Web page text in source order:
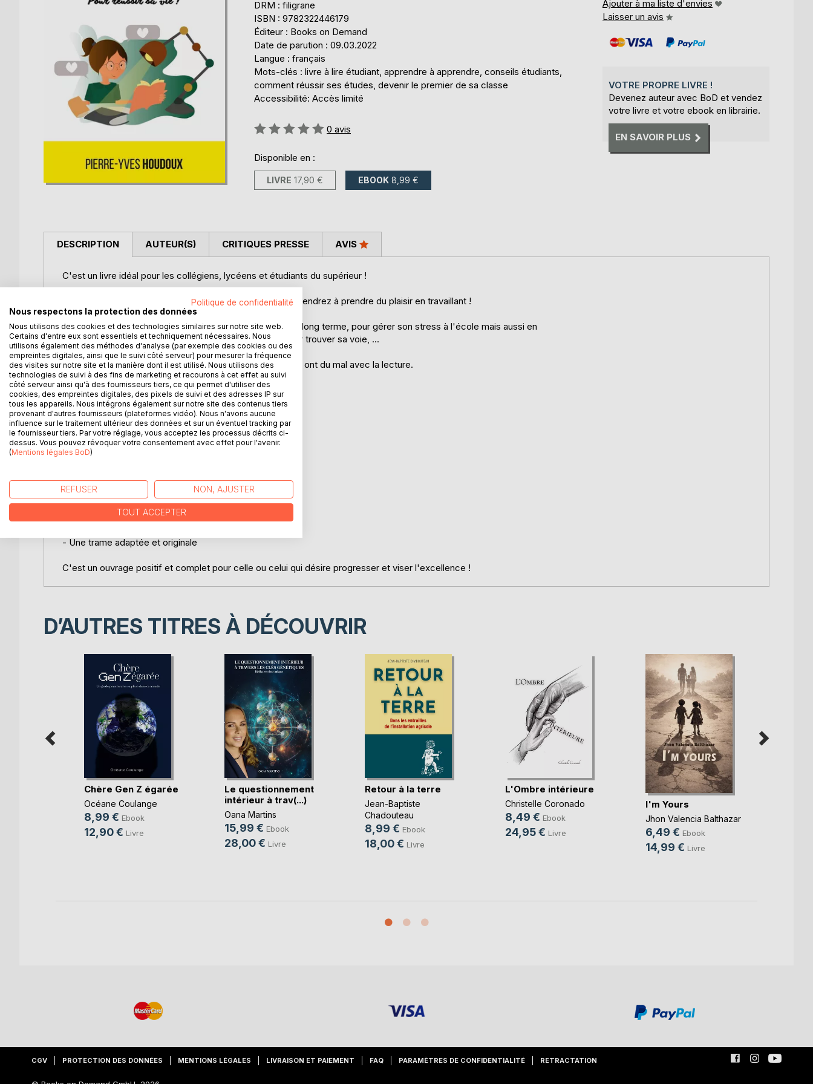
DRM : filigrane
ISBN : 9782322446179
Éditeur : Books on Demand
Date de parution : 09.03.2022
Langue : français
Mots-clés : livre à lire étudiant, apprendre à apprendre, conseils étudiants,
comment réussir ses études, devenir le premier de sa classe
Accessibilité: Accès limité
Évaluation:
0 avis
Disponible en :
LIVRE 17,90 € EBOOK 8,99 €
Ajouter à ma liste d'envies
Laisser un avis
VOTRE PROPRE LIVRE !
Devenez auteur avec BoD et vendez
votre livre et votre ebook en librairie.
EN SAVOIR PLUS
DESCRIPTION
C'est un livre idéal pour les collégiens, lycéens et étudiants du supérieur !
Avec lui, dites STOP aux révisions ennuyantes ! Vous apprendrez à prendre du plaisir en travaillant !
Il regorge de méthodes pour apprendre plus vite et sur le long terme, pour gérer son stress à l'école mais aussi en
dehors, pour prendre de bonnes habitudes de travail, pour trouver sa voie, ...
En plus, il est facile et agréable, parfait pour tous ceux qui ont du mal avec la lecture.
Temps de lecture : 1-2 heures.
Ses points forts :
- Facile et agréable à lire
- De multiples conseils, méthodes et techniques
- Des témoignages de l'auteur
- Une trame adaptée et originale
C'est un ouvrage positif et complet pour celle ou celui qui désire progresser et viser l'excellence !
AUTEUR(S) CRITIQUES PRESSE AVIS
D’AUTRES TITRES À DÉCOUVRIR
Chère Gen Z égarée
Océane Coulange
8,99 € Ebook
12,90 € Livre
Le questionnement
intérieur à trav(...)
Oana Martins
15,99 € Ebook
28,00 € Livre
Retour à la terre
Jean-Baptiste
Chadouteau
8,99 € Ebook
18,00 € Livre
L'Ombre intérieure
Christelle Coronado
8,49 € Ebook
24,95 € Livre
I'm Yours
Jhon Valencia Balthazar
6,49 € Ebook
14,99 € Livre
CGV PROTECTION DES DONNÉES MENTIONS LÉGALES LIVRAISON ET PAIEMENT FAQ PARAMÈTRES DE CONFIDENTIALITÉ RETRACTATION
Politique de confidentialité
Nous respectons la protection des données
Nous utilisons des cookies et des technologies similaires sur notre site web.
Certains d'entre eux sont essentiels et techniquement nécessaires. Nous
utilisons également des méthodes d'analyse (par exemple des cookies ou des
empreintes digitales, ainsi que le suivi côté serveur) pour mesurer la fréquence
des visites sur notre site et la manière dont il est utilisé. Nous utilisons des
technologies de suivi à des fins de marketing et recourons à cet effet au suivi
côté serveur ainsi qu'à des fournisseurs tiers, ce qui permet d'utiliser des
cookies, des empreintes digitales, des pixels de suivi et des adresses IP sur
tous les appareils. Nous intégrons également sur notre site des contenus tiers
provenant d'autres fournisseurs (plateformes vidéo). Nous n'avons aucune
influence sur le traitement ultérieur des données et sur un éventuel tracking par
le fournisseur tiers. Par votre réglage, vous acceptez les processus décrits ci-
dessus. Vous pouvez révoquer votre consentement avec effet pour l'avenir.
(Mentions légales BoD)
REFUSER NON, AJUSTER
TOUT ACCEPTER